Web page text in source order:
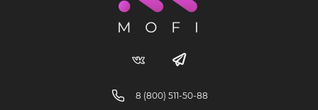
8 (800) 511-50-88